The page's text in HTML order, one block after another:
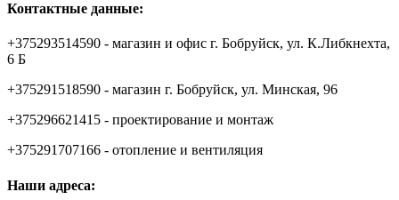
Контактные данные:
+375293514590 - магазин и офис г. Бобруйск, ул. К.Либкнехта,
6 Б
+375291518590 - магазин г. Бобруйск, ул. Минская, 96
+375296621415 - проектирование и монтаж
+375291707166 - отопление и вентиляция
Наши адреса: